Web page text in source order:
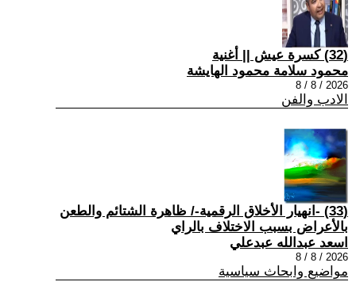
(32) كسرة عيش || أغنية
محمود سلامة محمود الهايشة
2026 / 8 / 8
الادب والفن
(33) -انهيار الأخلاق الرقمية-/ ظاهرة الشتائم والطعن
بالأعراض بسبب الاختلاف بالراي
اسعد عبدالله عبدعلي
2026 / 8 / 8
مواضيع وابحاث سياسية